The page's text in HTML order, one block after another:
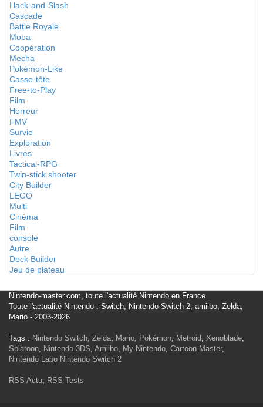
Hack-and-Slash
Cascade
Battle Royale
Moba
Coopération
Mecha
Pokémon-Like
Casse-tête
Free-to-Play
Film
Horreur
FMV
Survie
Exploration
Livres
Tactical-RPG
Twin-stick shooter
City Builder
LEGO
Multi
Cinéma
Film
console
Autre
Deck Builder
Jeu de plateau
Nintendo-master.com, toute l'actualité Nintendo en France
Toute l'actualité Nintendo : Switch, Nintendo Switch 2, amiibo, Zelda,
Mario - 2003-2026
Tags : Nintendo Switch, Zelda, Mario, Pokémon, Metroid, Xenoblade,
Splatoon, Nintendo 3DS, Amiibo, My Nintendo, Cartoon Master,
Nintendo Labo Nintendo Switch 2
RSS Actu, RSS Tests